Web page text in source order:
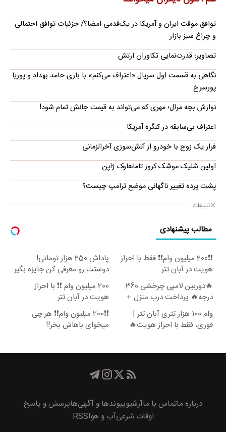
توافق موقت ایران و آمریکا در یک‌قدمی امضا؟/ جزئیات توافق احتمالی
و چراغ سبز بازار
تصاویر؛ قدرت‌نمایی تکاوران ارتش
نگاهی به قسمت اول سریال «اعتراف می‌کنم» با بازی حامد بهداد و پوریا
پورسرخ
نوازش بچه مرال؛ مهری که می‌تواند به قیمت جانش تمام شود!
اعتراف بی‌سابقه در کنگره آمریکا
فرار یک زوج با خودرو از آتش‌سوزی آخرالزمانی
اولین شلیک موشک کروز تاماهاوک ژاپن
پشت پرده تغییر ناگهانی موضع ترامپ چیست؟
تبلیغات
مطالب پیشنهادی
❗❗200 میلیون وام❗❗ فقط با احراز
هویت در آبان تتر
پاداش 250 هزار تومانی!
دوستت رو معرفی کن جایزه بگیر
😍
🔥دوربین لامپی چرخشی 360
درجه🔥 پرداخت درب منزل +
گارانتی تعویض
200 میلیون وام ❗❗ با احراز
هویت در آبان تتر
وام 100 هزار تتری آبان تتر |
فوری، فقط با احراز هویت🔥
❗❗200 میلیون وام❗❗ هر چی
میخوای باهاش بخر!!
درباره ماتماس با ماآرشیوپیوند‌ها و آگهی‌هاپرسش و پاسخ
اوقات شرعیآب و هواRSS